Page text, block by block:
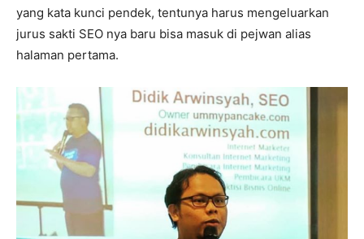
yang kata kunci pendek, tentunya harus mengeluarkan
jurus sakti SEO nya baru bisa masuk di pejwan alias
halaman pertama.